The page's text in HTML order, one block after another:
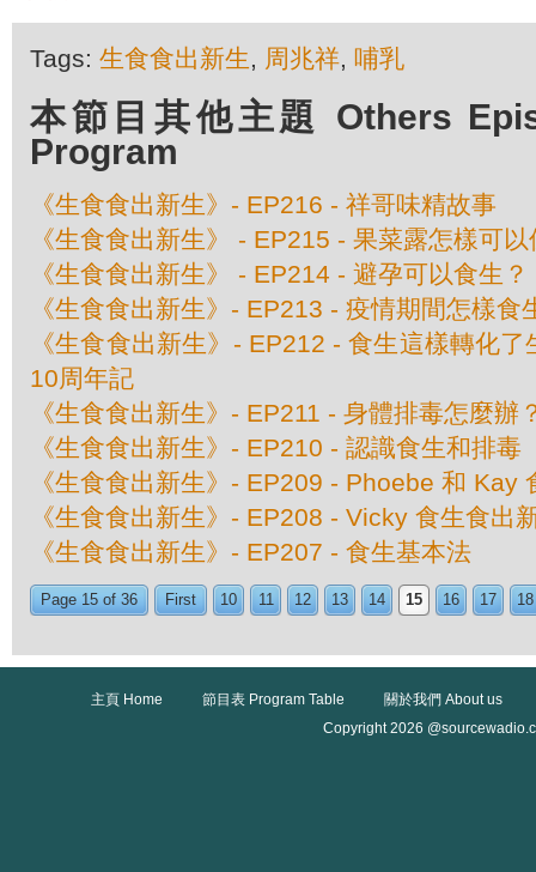
Tags: 生食食出新生, 周兆祥, 哺乳
本節目其他主題 Others
Program
《生食食出新生》- EP216 - 祥哥味精故事
《生食食出新生》 - EP215 - 果菜露怎樣可
《生食食出新生》 - EP214 - 避孕可以食生？
《生食食出新生》- EP213 - 疫情期間怎樣食
《生食食出新生》- EP212 - 食生這樣轉化
10周年記
《生食食出新生》- EP211 - 身體排毒怎麼辦
《生食食出新生》- EP210 - 認識食生和排毒
《生食食出新生》- EP209 - Phoebe 和 Kay
《生食食出新生》- EP208 - Vicky 食生食出
《生食食出新生》- EP207 - 食生基本法
Page 15 of 36 First 10 11 12 13 14 15 16 17 18
主頁 Home 節目表 Program Table
關於我們 About us
Copyright 2026